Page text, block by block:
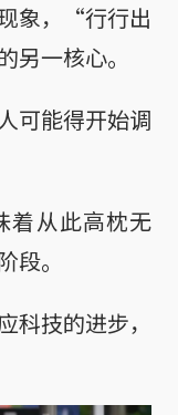
象，“行行出
一核心。
可能得开始调
着从此高枕无
。
科技的进步，